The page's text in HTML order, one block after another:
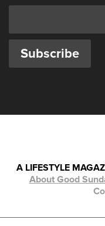
A LIFESTYLE
About Good